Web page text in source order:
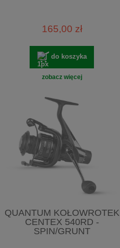
165,00 zł
do koszyka
zobacz więcej
QUANTUM KOŁOWROTEK
CENTEX 540RD -
SPIN/GRUNT